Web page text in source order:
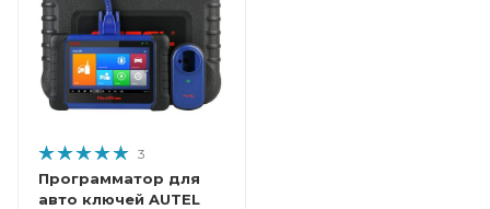
3
Программатор для
авто ключей AUTEL